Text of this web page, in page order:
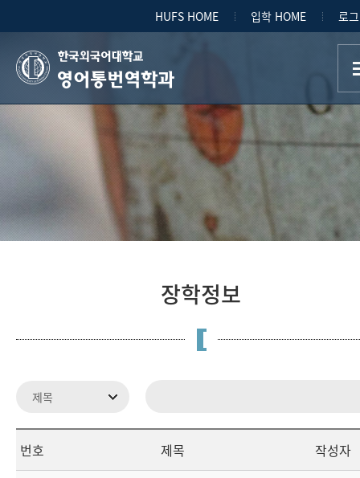
HUFS HOME 입학 HOME 로
영어통번역학과
장학정보
번호 제목 작성자